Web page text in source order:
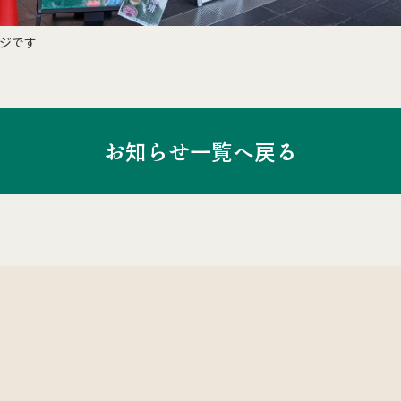
です
お知らせ一覧へ戻る